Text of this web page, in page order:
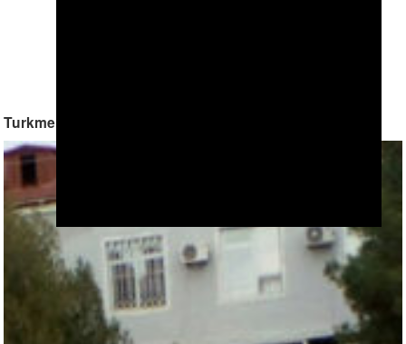
Turkmen Navy Sinks Iranian Fishing Boat